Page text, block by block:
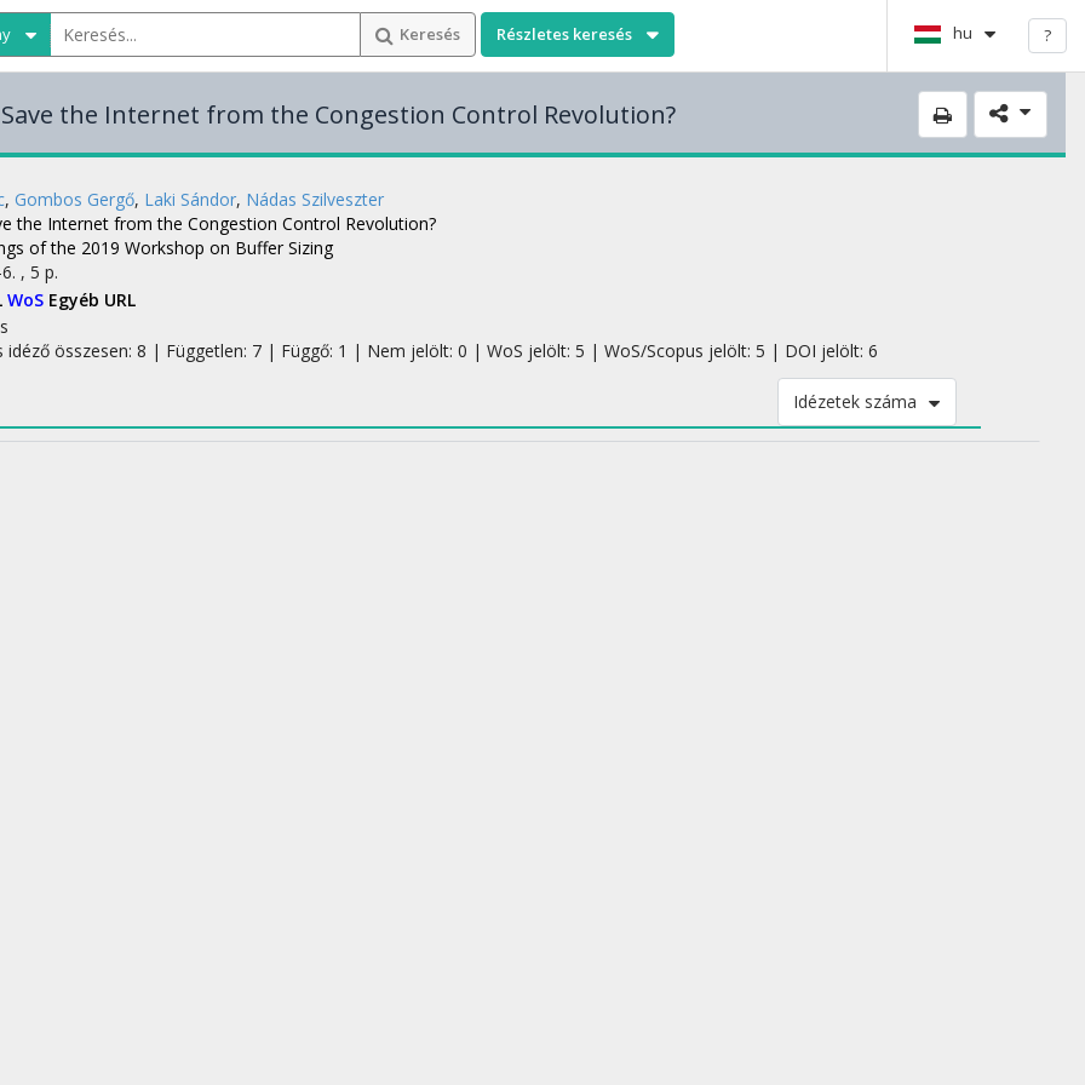
Keresés Részletes keresés hu ?
the Internet from the Congestion Control Revolution?
, Gombos Gergő, Laki Sándor, Nádas Szilveszter
the Internet from the Congestion Control Revolution?
of the 2019 Workshop on Buffer Sizing
, 5 p.
WoS Egyéb URL
idéző összesen: 8 | Független: 7 | Függő: 1 | Nem jelölt: 0 | WoS jelölt: 5 | WoS/Scopus jelölt: 5 | DOI jelölt: 6
Idézetek száma